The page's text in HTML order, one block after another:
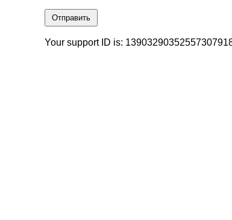
Отправить
Your support ID is: